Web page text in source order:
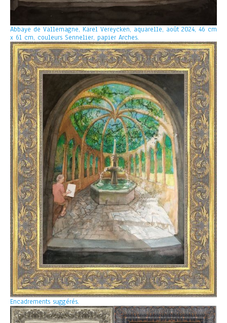
Abbaye de Vallemagne, Karel Vereycken, aquarelle, août 2024, 46 cm
x 61 cm, couleurs Sennelier, papier Arches.
Encadrements suggérés.